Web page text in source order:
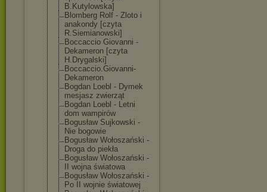
B.Kutylowska]
Blomberg Rolf - Zloto i
anakondy [czyta
R.Siemianowski]
Boccaccio Giovanni -
Dekameron [czyta
H.Drygalski]
Boccaccio.Giovanni-
Dekameron
Bogdan Loebl - Dymek
mesjasz zwierząt
Bogdan Loebl - Letni
dom wampirów
Bogusław Sujkowski -
Nie bogowie
Bogusław Wołoszański -
Droga do piekła
Bogusław Wołoszański -
II wojna światowa
Bogusław Wołoszański -
Po II wojnie światowej